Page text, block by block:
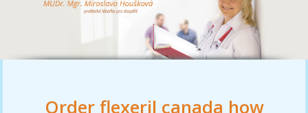
Order flexeril canada how